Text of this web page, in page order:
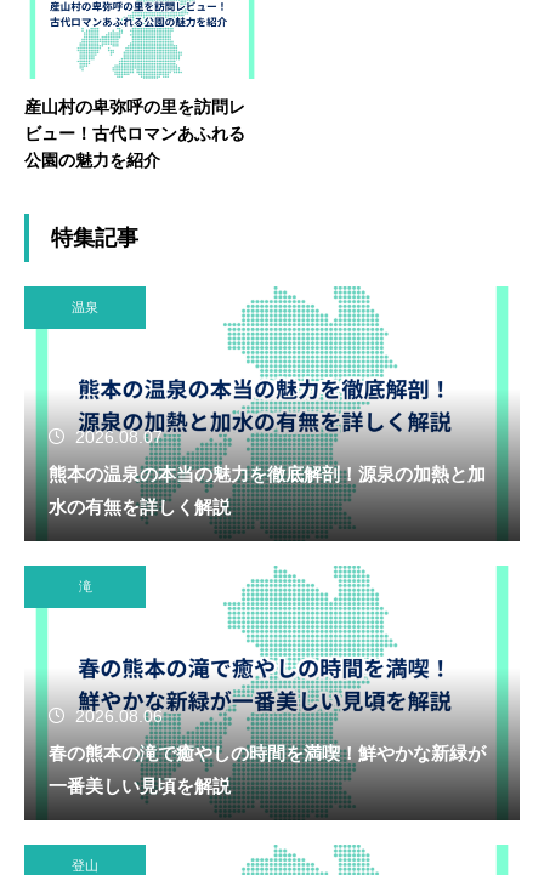
産山村の卑弥呼の里を訪問レ
ビュー！古代ロマンあふれる
公園の魅力を紹介
特集記事
温泉
2026.08.07
熊本の温泉の本当の魅力を徹底解剖！源泉の加熱と加
水の有無を詳しく解説
滝
2026.08.06
春の熊本の滝で癒やしの時間を満喫！鮮やかな新緑が
一番美しい見頃を解説
登山